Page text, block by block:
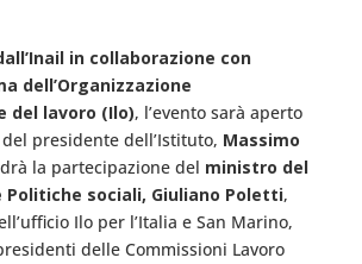
in collaborazione con
dell’Organizzazione
del lavoro (Ilo), l’evento sarà aperto
presidente dell’Istituto, Massimo
la partecipazione del ministro del
Politiche sociali, Giuliano Poletti,
Ilo per l’Italia e San Marino,
delle Commissioni Lavoro